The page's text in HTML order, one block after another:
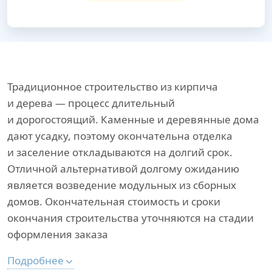
Традиционное строительство из кирпича
и дерева — процесс длительный
и дорогостоящий. Каменные и деревянные дома
дают усадку, поэтому окончательна отделка
и заселение откладываются на долгий срок.
Отличной альтернативой долгому ожиданию
является возведение модульных из сборных
домов. Окончательная стоимость и сроки
окончания строительства уточняются на стадии
оформления заказа
Подробнее